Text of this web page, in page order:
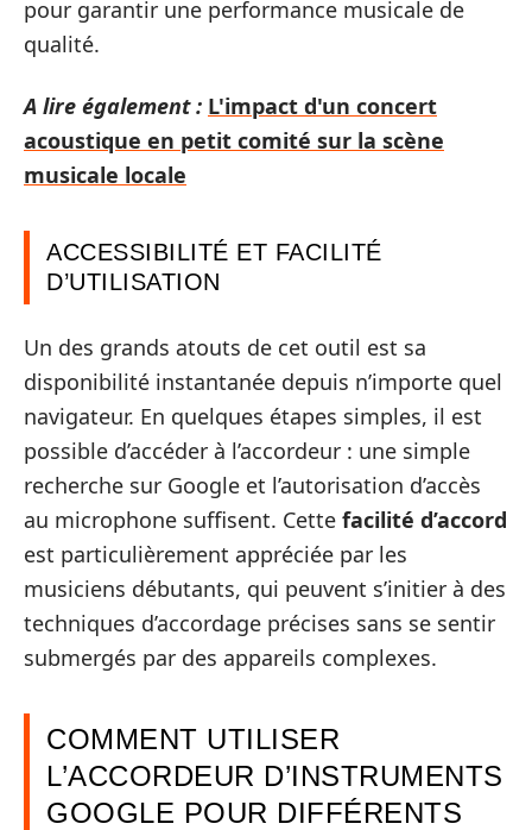
pour garantir une performance musicale de
qualité.
A lire également : L'impact d'un concert
acoustique en petit comité sur la scène
musicale locale
ACCESSIBILITÉ ET FACILITÉ
D’UTILISATION
Un des grands atouts de cet outil est sa
disponibilité instantanée depuis n’importe quel
navigateur. En quelques étapes simples, il est
possible d’accéder à l’accordeur : une simple
recherche sur Google et l’autorisation d’accès
au microphone suffisent. Cette facilité d’accord
est particulièrement appréciée par les
musiciens débutants, qui peuvent s’initier à des
techniques d’accordage précises sans se sentir
submergés par des appareils complexes.
COMMENT UTILISER
L’ACCORDEUR D’INSTRUMENTS
GOOGLE POUR DIFFÉRENTS